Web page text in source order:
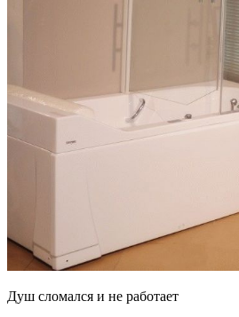
Душ сломался и не работает